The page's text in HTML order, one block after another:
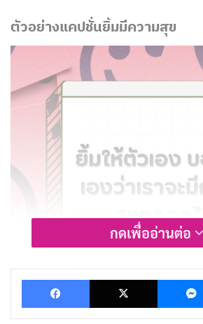
ตัวอย่างแคปชั่นยิ้มมีความสุข
กดเพื่ออ่านต่อ
Facebook X